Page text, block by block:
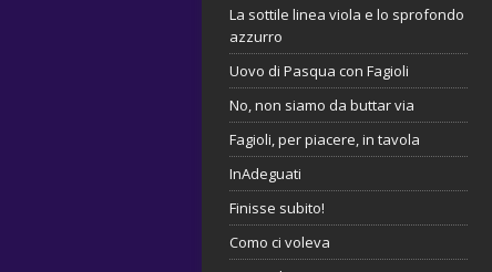
La sottile linea viola e lo sprofondo
azzurro
Uovo di Pasqua con Fagioli
No, non siamo da buttar via
Fagioli, per piacere, in tavola
InAdeguati
Finisse subito!
Como ci voleva